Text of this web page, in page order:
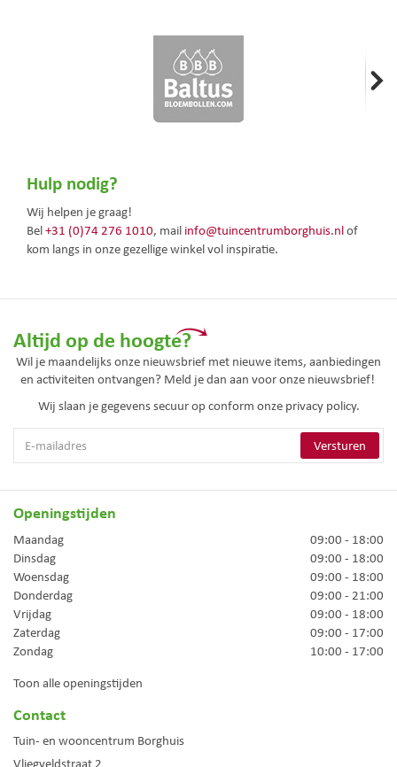
Hulp nodig?
Wij helpen je graag!
Bel+31 (0)74 276 1010, mail info@tuincentrumborghuis.nlof
kom langs in onze gezellige winkel vol inspiratie.
Altijd op de hoogte?
Wil je maandelijks onze nieuwsbrief met nieuwe items, aanbiedingen
en activiteiten ontvangen? Meld je dan aan voor onze nieuwsbrief!
Wij slaan je gegevens secuur op conform onze privacy policy.
Openingstijden
Maandag
09:00 - 18:00
Dinsdag
09:00 - 18:00
Woensdag
09:00 - 18:00
Donderdag
09:00 - 21:00
Vrijdag
09:00 - 18:00
Zaterdag
09:00 - 17:00
Zondag
10:00 - 17:00
Toon alle openingstijden
Contact
Tuin- en wooncentrum Borghuis
Vliegveldstraat 2